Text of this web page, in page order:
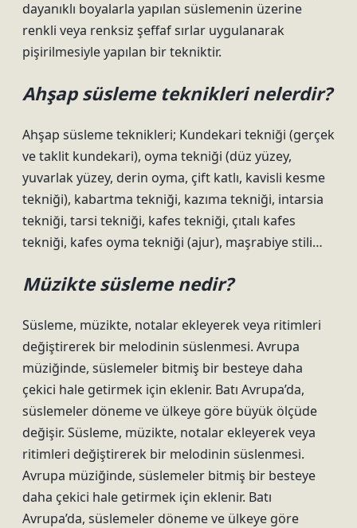
dayanıklı boyalarla yapılan süslemenin üzerine
renkli veya renksiz şeffaf sırlar uygulanarak
pişirilmesiyle yapılan bir tekniktir.
Ahşap süsleme teknikleri nelerdir?
Ahşap süsleme teknikleri; Kundekari tekniği (gerçek
ve taklit kundekari), oyma tekniği (düz yüzey,
yuvarlak yüzey, derin oyma, çift katlı, kavisli kesme
tekniği), kabartma tekniği, kazıma tekniği, intarsia
tekniği, tarsi tekniği, kafes tekniği, çıtalı kafes
tekniği, kafes oyma tekniği (ajur), maşrabiye stili…
Müzikte süsleme nedir?
Süsleme, müzikte, notalar ekleyerek veya ritimleri
değiştirerek bir melodinin süslenmesi. Avrupa
müziğinde, süslemeler bitmiş bir besteye daha
çekici hale getirmek için eklenir. Batı Avrupa’da,
süslemeler döneme ve ülkeye göre büyük ölçüde
değişir. Süsleme, müzikte, notalar ekleyerek veya
ritimleri değiştirerek bir melodinin süslenmesi.
Avrupa müziğinde, süslemeler bitmiş bir besteye
daha çekici hale getirmek için eklenir. Batı
Avrupa’da, süslemeler döneme ve ülkeye göre